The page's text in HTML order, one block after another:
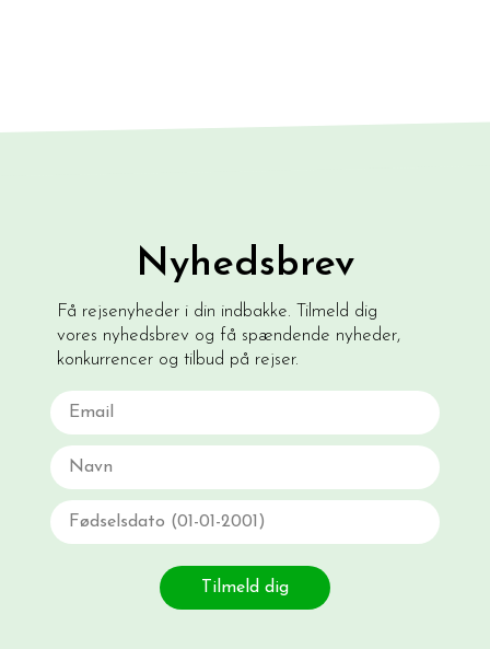
Nyhedsbrev
Få rejsenyheder i din indbakke. Tilmeld dig
vores nyhedsbrev og få spændende nyheder,
konkurrencer og tilbud på rejser.
Email
Navn
Fødselsdato
Tilmeld dig